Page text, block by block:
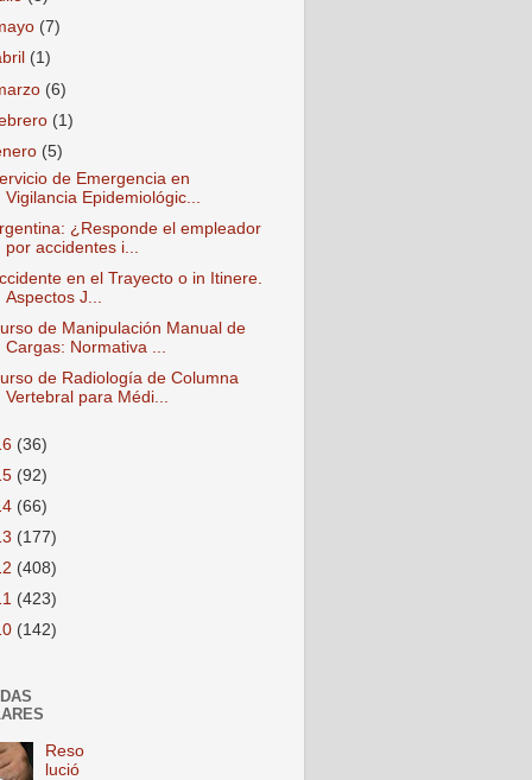
(7)
(1)
(6)
(1)
(5)
de Emergencia en
Vigilancia Epidemiológic...
¿Responde el empleador
por accidentes i...
en el Trayecto o in Itinere.
Aspectos J...
de Manipulación Manual de
Cargas: Normativa ...
de Radiología de Columna
Vertebral para Médi...
(36)
(92)
(66)
(177)
(408)
(423)
(142)
Reso
lució